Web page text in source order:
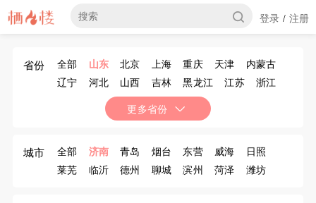
登录 / 注册
省份 全部 山东 北京 上海 重庆 天津
内蒙古
辽宁
河北 山西 吉林 黑龙江 江苏
浙江
福建 江西 河南 湖北
海南 四川 贵州 云南
更多省份
城市 全部 济南 青岛 烟台 东营 威海
日照
莱芜
临沂 德州 聊城 滨州 菏泽
潍坊